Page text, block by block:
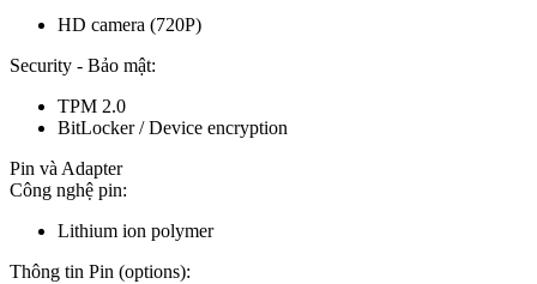
HD camera (720P)
Security - Bảo mật:
TPM 2.0
BitLocker / Device encryption
Pin và Adapter
Công nghệ pin:
Lithium ion polymer
Thông tin Pin (options):